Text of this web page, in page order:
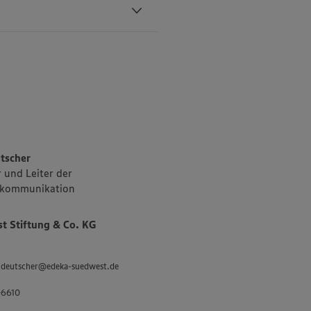
den Süden
und
Sortiments
des
3.400
und Leiter der
Stiftung & Co. KG
suedwest.de